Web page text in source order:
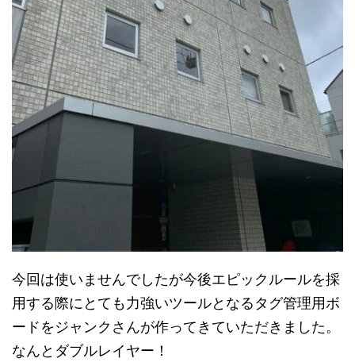
今回は使いませんでしたが今後エピックルールを採
用する際にとても力強いツールとなるタグ管理用ボ
ードをジャンクさんが作ってきていただきました。
なんとダブルレイヤー！